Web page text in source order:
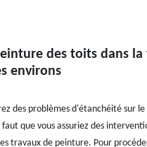
des toits dans la
environs
des problèmes d'étanchéité sur
que vous assuriez des
travaux de peinture. Pour